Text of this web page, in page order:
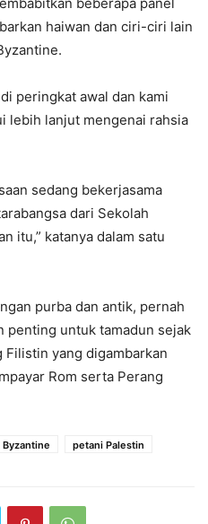
haiwan dan ciri-ciri lain
peringkat awal dan kami
lebih lanjut mengenai rahsia
sedang bekerjasama
dari Sekolah
itu,” katanya dalam satu
purba dan antik, pernah
penting untuk tamadun sejak
Filistin yang digambarkan
Rom serta Perang
petani Palestin